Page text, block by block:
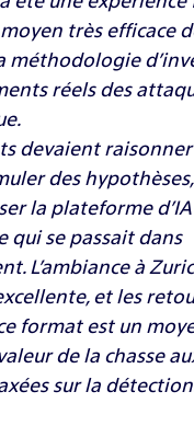
moyen très efficace
méthodologie
réels des
devaient
des
la plateforme
qui se passait dans
L’ambiance à
et les
format est un
de la chasse
sur la